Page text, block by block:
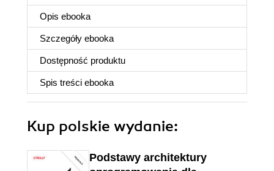
Opis ebooka
Szczegóły ebooka
Dostępność produktu
Spis treści ebooka
Kup polskie wydanie:
Podstawy architektury